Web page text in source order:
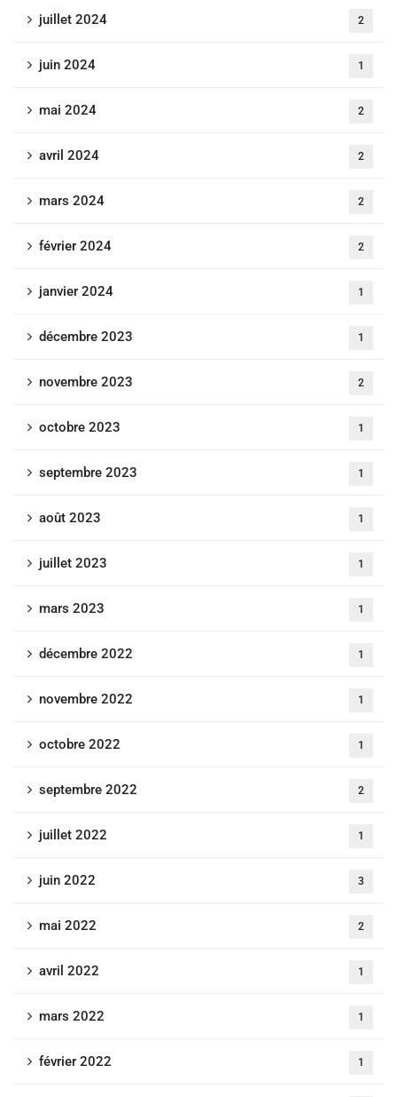
juillet 2024 2
juin 2024 1
mai 2024 2
avril 2024 2
mars 2024 2
février 2024 2
janvier 2024 1
décembre 2023 1
novembre 2023 2
octobre 2023 1
septembre 2023 1
août 2023 1
juillet 2023 1
mars 2023 1
décembre 2022 1
novembre 2022 1
octobre 2022 1
septembre 2022 2
juillet 2022 1
juin 2022 3
mai 2022 2
avril 2022 1
mars 2022 1
février 2022 1